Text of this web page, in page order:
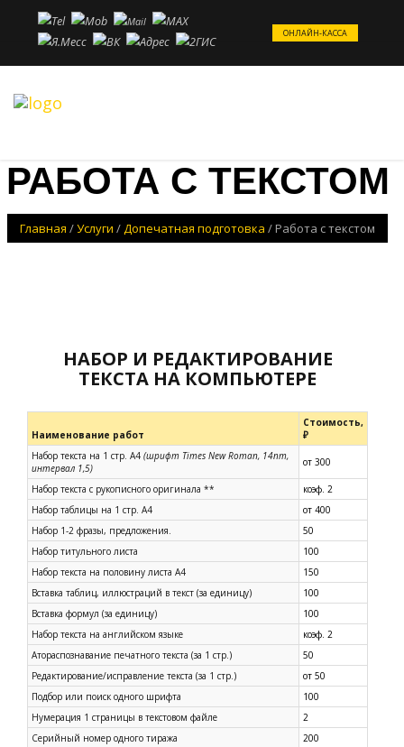
ОНЛАЙН-КАССА
РАБОТА С ТЕКСТОМ
Главная /Услуги /Допечатная подготовка /Работа с текстом
НАБОР И РЕДАКТИРОВАНИЕ
ТЕКСТА НА КОМПЬЮТЕРЕ
Наименование работ
Стоимость,
₽
Набор текста на 1 стр. А4 (шрифт Times New Roman, 14пт,
интервал 1,5)
от 300
Набор текста с рукописного оригинала **
коэф. 2
Набор таблицы на 1 стр. А4
от 400
Набор 1-2 фразы, предложения.
50
Набор титульного листа
100
Набор текста на половину листа А4
150
Вставка таблиц, иллюстраций в текст (за единицу)
100
Вставка формул (за единицу)
100
Набор текста на английском языке
коэф. 2
Атораспознавание печатного текста (за 1 стр.)
50
Редактирование/исправление текста (за 1 стр.)
от 50
Подбор или поиск одного шрифта
100
Нумерация 1 страницы в текстовом файле
2
Серийный номер одного тиража
200